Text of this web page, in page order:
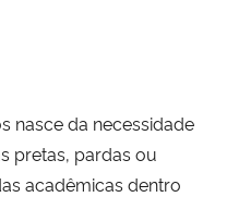
nasce da necessidade
pretas, pardas ou
acadêmicas dentro